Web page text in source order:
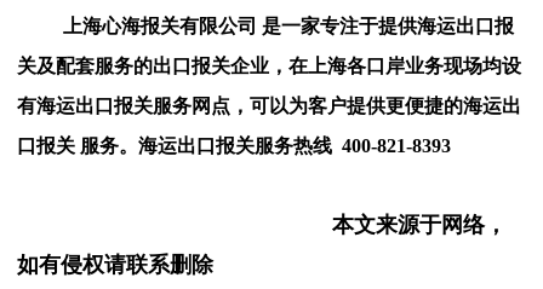
上海心海报关有限公司 是一家专注于提供海运出口报
关及配套服务的出口报关企业，在上海各口岸业务现场均设
有海运出口报关服务网点，可以为客户提供更便捷的海运出
口报关 服务。海运出口报关服务热线 400-821-8393
本文来源于网络，
如有侵权请联系删除